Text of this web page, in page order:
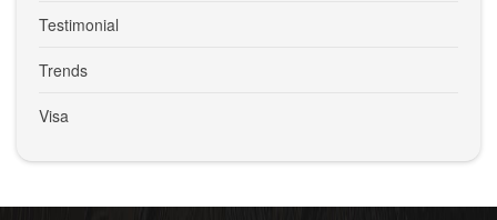
Testimonial
Trends
Visa